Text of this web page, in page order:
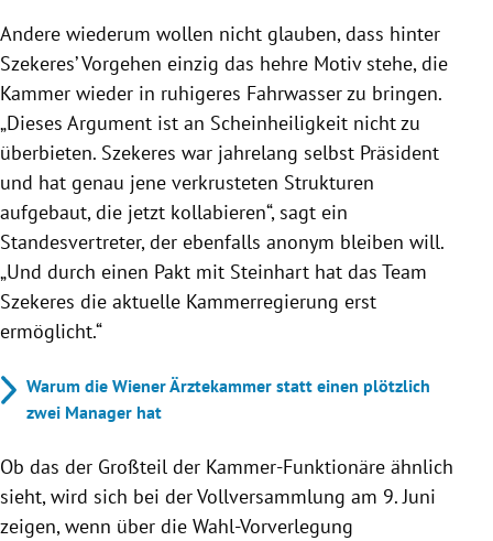
Andere wiederum wollen nicht glauben, dass hinter
Szekeres’ Vorgehen einzig das hehre Motiv stehe, die
Kammer wieder in ruhigeres Fahrwasser zu bringen.
„Dieses Argument ist an Scheinheiligkeit nicht zu
überbieten. Szekeres war jahrelang selbst Präsident
und hat genau jene verkrusteten Strukturen
aufgebaut, die jetzt kollabieren“, sagt ein
Standesvertreter, der ebenfalls anonym bleiben will.
„Und durch einen Pakt mit Steinhart hat das Team
Szekeres die aktuelle Kammerregierung erst
ermöglicht.“
Warum die Wiener Ärztekammer statt einen plötzlich
zwei Manager hat
Ob das der Großteil der Kammer-Funktionäre ähnlich
sieht, wird sich bei der Vollversammlung am 9. Juni
zeigen, wenn über die Wahl-Vorverlegung